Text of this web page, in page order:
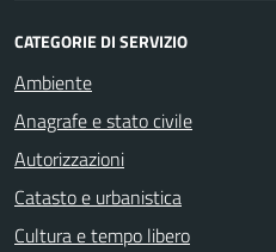
CATEGORIE DI SERVIZIO
Ambiente
Anagrafe e stato civile
Autorizzazioni
Catasto e urbanistica
Cultura e tempo libero